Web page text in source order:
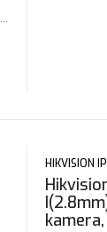
HIKVISION